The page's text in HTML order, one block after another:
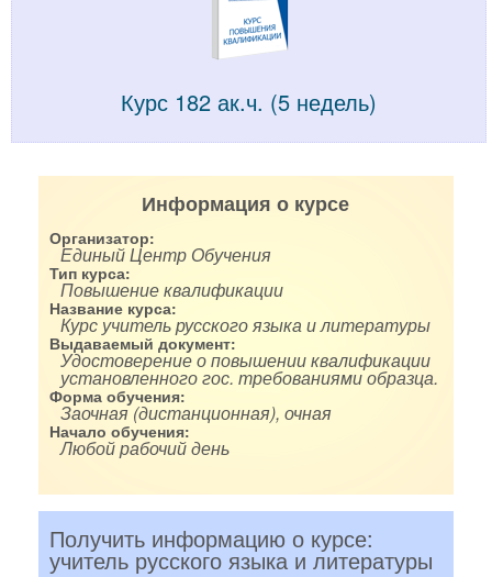
Курс 182 ак.ч. (5 недель)
Информация о курсе
Организатор:
Единый Центр Обучения
Тип курса:
Повышение квалификации
Название курса:
Курс учитель русского языка и литературы
Выдаваемый документ:
Удостоверение о повышении квалификации
установленного гос. требованиями образца.
Форма обучения:
Заочная (дистанционная), очная
Начало обучения:
Любой рабочий день
Получить информацию о курсе:
учитель русского языка и литературы